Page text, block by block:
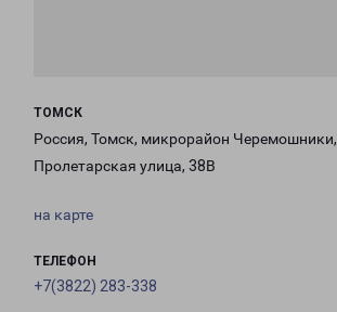
ТОМСК
Россия, Томск, микрорайон Черемошники,
Пролетарская улица, 38В
на карте
ТЕЛЕФОН
+7(3822) 283-338